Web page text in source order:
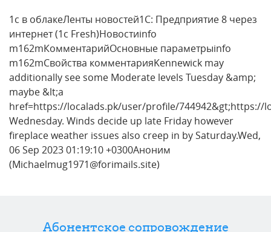
1с в облакеЛенты новостей1С: Предприятие 8 через
интернет (1c Fresh)Новостиinfo
m162mКомментарийОсновные параметрыinfo
m162mСвойства комментарияKennewick may
additionally see some Moderate levels Tuesday &amp;
maybe &lt;a
href=https://localads.pk/user/profile/744942&gt;https://
Wednesday. Winds decide up late Friday however
fireplace weather issues also creep in by Saturday.Wed,
06 Sep 2023 01:19:10 +0300Аноним
(Michaelmug1971@forimails.site)
Абонентское сопровождение